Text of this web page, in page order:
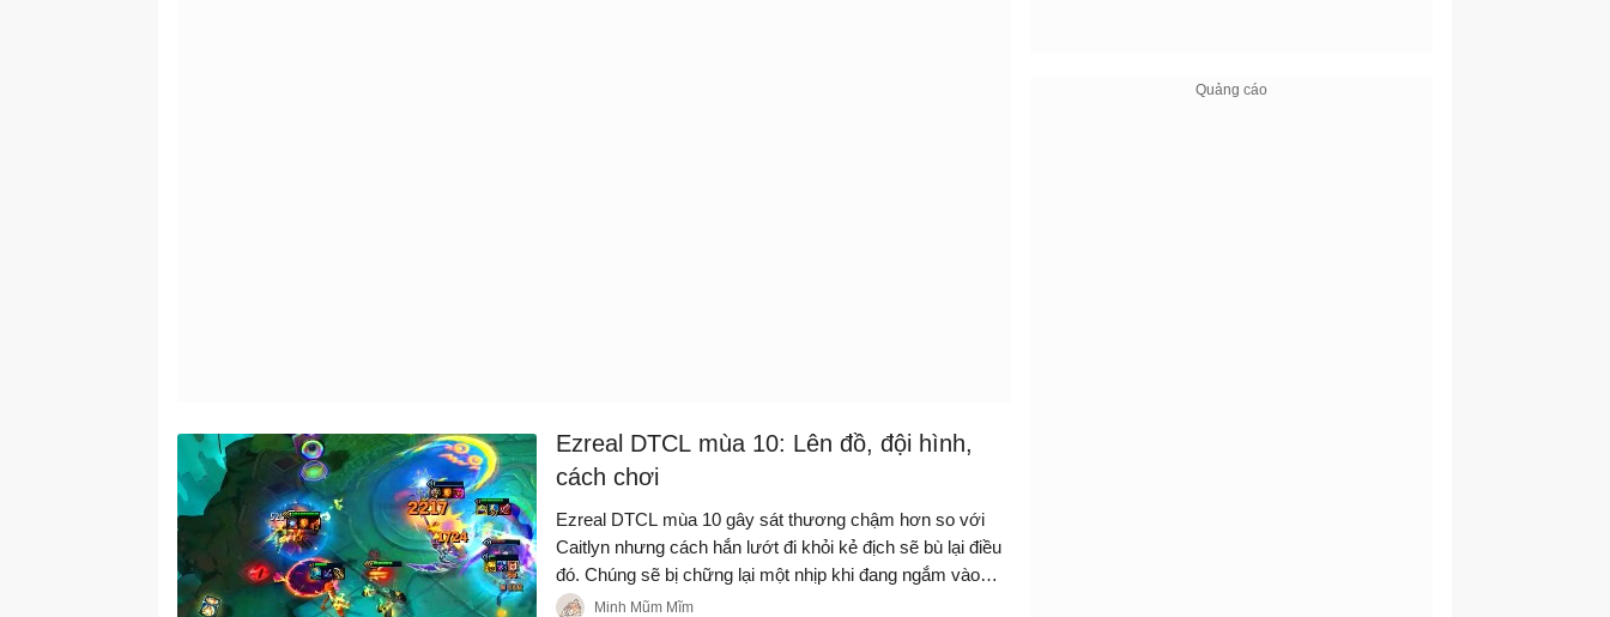
Ezreal DTCL mùa 10: Lên đồ, đội hình,
cách chơi
Ezreal DTCL mùa 10 gây sát thương chậm hơn so với
Caitlyn nhưng cách hắn lướt đi khỏi kẻ địch sẽ bù lại điều
đó. Chúng sẽ bị chững lại một nhịp khi đang ngắm vào
Ezreal mà hắn biến đi đâu mất.
Minh Mũm Mĩm